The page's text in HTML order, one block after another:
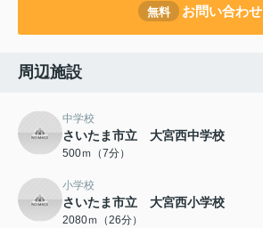
無料 お問い合わせ
周辺施設
中学校
さいたま市立 大宮西中学校
500ｍ（7分）
小学校
さいたま市立 大宮西小学校
2080ｍ（26分）